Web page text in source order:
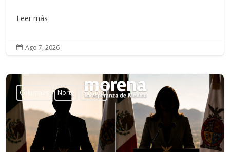
Leer más
 Ago 7, 2026
Columnas Norte Sinaloa